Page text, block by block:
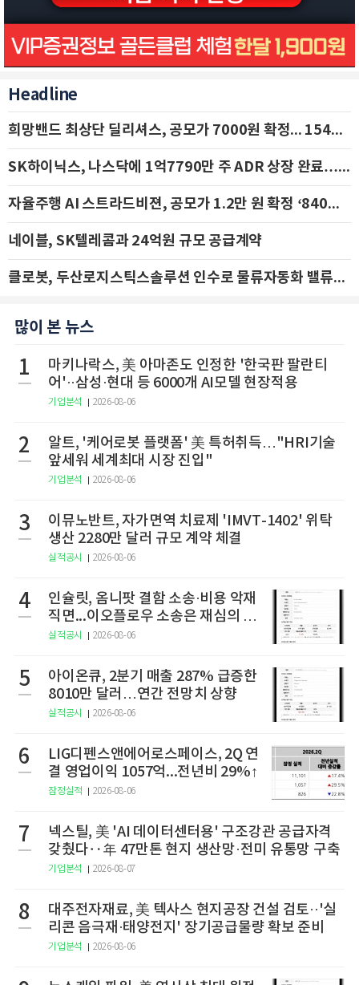
Headline
희망밴드 최상단 딜리셔스, 공모가 7000원 확정... 154억 규모 IPO 돌입
SK하이닉스, 나스닥에 1억7790만 주 ADR 상장 완료…29일 국내 추가 상장
자율주행 AI 스트라드비젼, 공모가 1.2만 원 확정 ‘840억 수혈’
네이블, SK텔레콤과 24억원 규모 공급계약
클로봇, 두산로지스틱스솔루션 인수로 물류자동화 밸류체인 확장 추진 - IBK투자증권
많이 본 뉴스
1
마키나락스, 美 아마존도 인정한 '한국판 팔란티
어'··삼성·현대 등 6000개 AI모델 현장적용
기업분석 2026-08-06
2
알트, '케어로봇 플랫폼' 美 특허취득…"HRI기술
앞세워 세계최대 시장 진입"
기업분석 2026-08-06
3
이뮤노반트, 자가면역 치료제 'IMVT-1402' 위탁
생산 2280만 달러 규모 계약 체결
실적공시 2026-08-06
4
인슐릿, 옴니팟 결함 소송·비용 악재
직면...이오플로우 소송은 재심의 청
구
실적공시 2026-08-06
5
아이온큐, 2분기 매출 287% 급증한
8010만 달러…연간 전망치 상향
실적공시 2026-08-06
6
LIG디펜스앤에어로스페이스, 2Q 연
결 영업이익 1057억...전년비 29%↑
잠정실적 2026-08-06
7
넥스틸, 美 'AI 데이터센터용' 구조강관 공급자격
갖췄다‥年 47만톤 현지 생산망·전미 유통망 구축
기업분석 2026-08-07
8
대주전자재료, 美 텍사스 현지공장 건설 검토··'실
리콘 음극재·태양전지' 장기공급물량 확보 준비
기업분석 2026-08-06